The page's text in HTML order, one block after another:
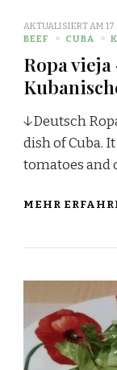
AKTUALISIERT AM
BEEF
CUBA
Ropa
↓Deutsch
dish of Cuba.
tomatoes and
MEHR